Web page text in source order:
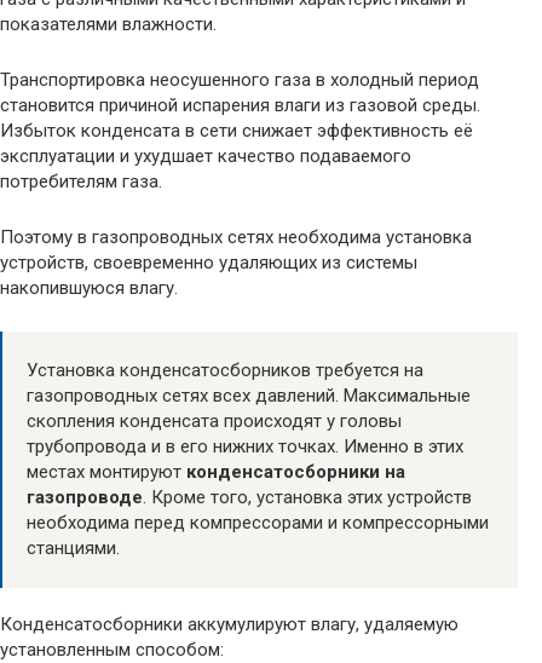
показателями влажности.
Транспортировка неосушенного газа в холодный период
становится причиной испарения влаги из газовой среды.
Избыток конденсата в сети снижает эффективность её
эксплуатации и ухудшает качество подаваемого
потребителям газа.
Поэтому в газопроводных сетях необходима установка
устройств, своевременно удаляющих из системы
накопившуюся влагу.
Установка конденсатосборников требуется на
газопроводных сетях всех давлений. Максимальные
скопления конденсата происходят у головы
трубопровода и в его нижних точках. Именно в этих
местах монтируют конденсатосборники на
газопроводе. Кроме того, установка этих устройств
необходима перед компрессорами и компрессорными
станциями.
Конденсатосборники аккумулируют влагу, удаляемую
установленным способом: